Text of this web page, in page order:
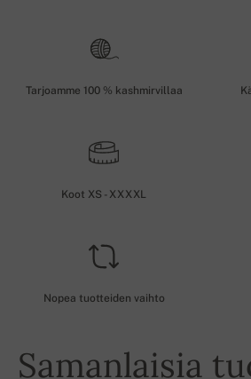
Tarjoamme 100 % kashmirvillaa
Koot XS - XXXXL
Nopea tuotteiden vaihto
Samanlaisia